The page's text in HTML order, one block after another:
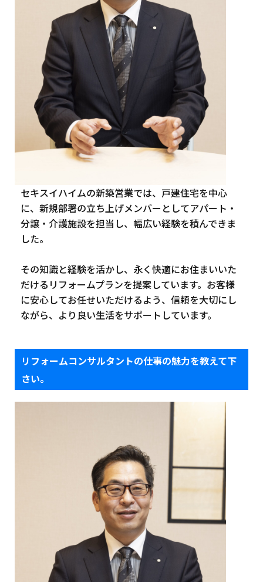
セキスイハイムの新築営業では、戸建住宅を中心
に、新規部署の立ち上げメンバーとしてアパート・
分譲・介護施設を担当し、幅広い経験を積んできま
した。
その知識と経験を活かし、永く快適にお住まいいた
だけるリフォームプランを提案しています。お客様
に安心してお任せいただけるよう、信頼を大切にし
ながら、より良い生活をサポートしています。
リフォームコンサルタントの仕事の魅力を教えて下
さい。